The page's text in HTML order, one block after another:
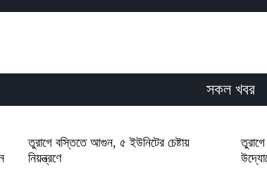
সকল খবর
তুরাগে বস্তিতে আগুন, ৫ ইউনিটের চেষ্টায়
নিয়ন্ত্রণে